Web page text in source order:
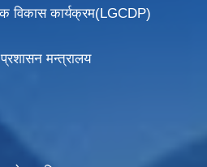
विकासकार्यक्रम(LGCDP)
मन्त्रालय